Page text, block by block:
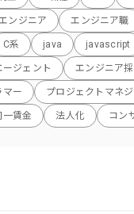
ンジニア エンジニア職
C系 java javascript
ージェント エンジニア
マー プロジェクトマネ
一賃金 法人化 コン